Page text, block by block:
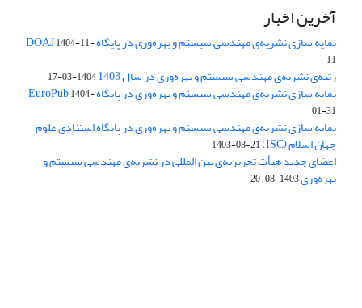
آخرین اخبار
نمایه سازی نشریه‌ی مهندسی سیستم و بهره‌وری در پایگاه DOAJ1404-11-
11
رتبه‌ی نشریه‌ی مهندسی سیستم و بهره‌وری در سال 1403 1404-03-17
نمایه سازی نشریه‌ی مهندسی سیستم و بهره‌وری در پایگاه EuroPub1404-
01-31
نمایه سازی نشریه‌ی مهندسی سیستم و بهره‌وری در پایگاه استنادی علوم
جهان اسلام (ISC) 1403-08-21
اعضای جدید هیأت تحریریه‌ی بین المللی در نشریه‌ی مهندسی سیستم و
بهره‌وری1403-08-20